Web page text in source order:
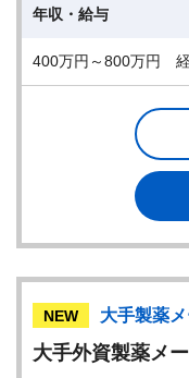
年収・給与
400万円～800万円
NEW 大手製薬
大手外資製薬メ